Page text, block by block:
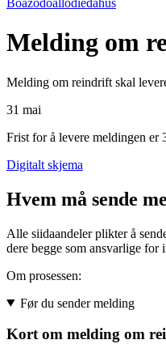
Boazodoallodieđáhus
Melding om
Melding om reindrift skal
31 mai
Frist for å levere meldingen er
Digitalt skjema
Hvem må sende
Alle siidaandeler plikter å
dere begge som ansvarlige for
Om prosessen:
Før du sender melding
Kort om melding om